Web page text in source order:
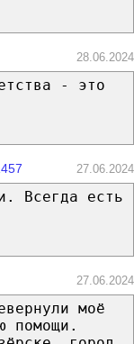
28.06.2024
- это
27.06.2024
Всегда есть
27.06.2024
моё
помощи.